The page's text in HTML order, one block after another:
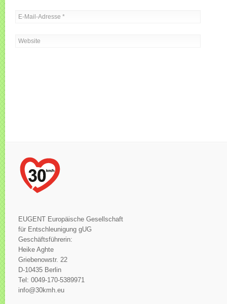
EUGENT Europäische Gesellschaft
für Entschleunigung gUG
Geschäftsführerin:
Heike Aghte
Griebenowstr. 22
D-10435 Berlin
Tel: 0049-170-5389971
info@30kmh.eu